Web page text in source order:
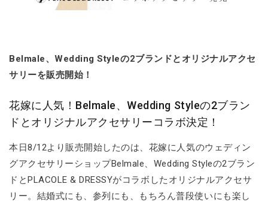
Belmale、Wedding Styleの2ブランドとオリジナルアクセ
サリーを販売開始！
花嫁に人気！Belmale、Wedding Styleの2ブラン
ドとオリジナルアクセサリーコラボ決定！
本日8/12より販売開始したのは、花嫁に人気のウェディン
グアクセサリーショップBelmale、Wedding Styleの2ブラン
ドとPLACOLE & DRESSYがコラボしたオリジナルアクセサ
リー。結婚式にも、参列にも、もちろん普段使いにも楽し